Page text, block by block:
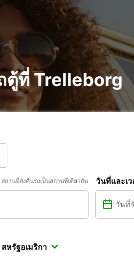
ตู้ที่ Trelleborg
สถานที่ส่งคืนรถเป็นสถานที่เดียวกัน วันที่และเ